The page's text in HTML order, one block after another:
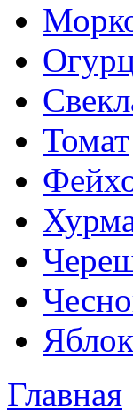
Томат
Главная